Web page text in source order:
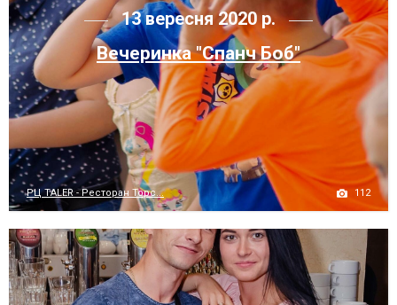
13 вересня 2020 р.
Вечеринка "Спанч Боб"
РЦ TALER - Ресторан Торс... 112